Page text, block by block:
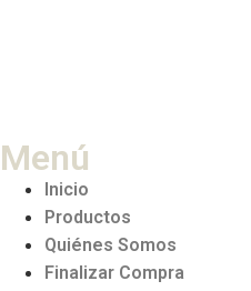
Menú
Inicio
Productos
Quiénes Somos
Finalizar Compra